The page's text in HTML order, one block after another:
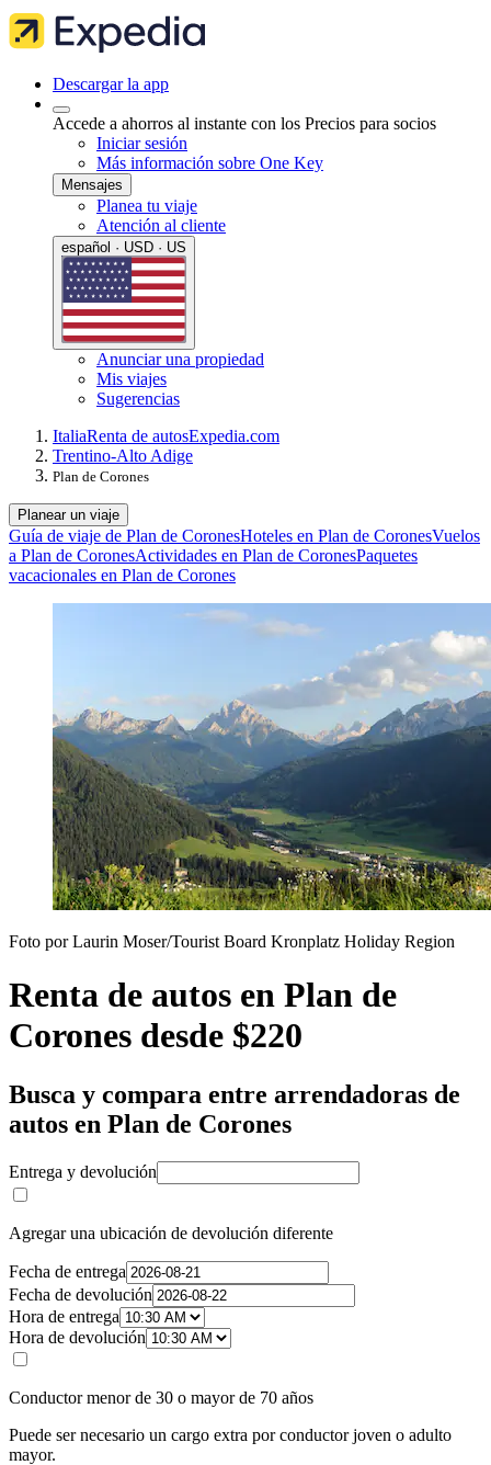
Descargar la app
Accede a ahorros al instante con los Precios para socios
Iniciar sesión
Más información sobre One Key
Mensajes
Planea tu viaje
Atención al cliente
español · USD · US
Anunciar una propiedad
Mis viajes
Sugerencias
ItaliaRenta de autosExpedia.com
Trentino-Alto Adige
Plan de Corones
Planear un viaje
Guía de viaje de Plan de CoronesHoteles en Plan de CoronesVuelos
a Plan de CoronesActividades en Plan de CoronesPaquetes
vacacionales en Plan de Corones
Foto por Laurin Moser/Tourist Board Kronplatz Holiday Region
Renta de autos en Plan de
Corones desde $220
Busca y compara entre arrendadoras de
autos en Plan de Corones
Entrega y devolución
Agregar una ubicación de devolución diferente
Fecha de entrega
Fecha de devolución
Hora de entrega
Hora de devolución
Conductor menor de 30 o mayor de 70 años
Puede ser necesario un cargo extra por conductor joven o adulto
mayor.